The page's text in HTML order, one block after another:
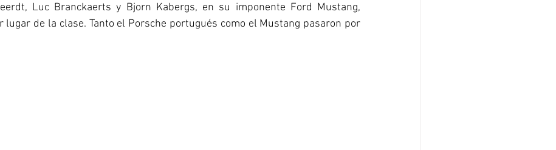
Luc Branckaerts y Bjorn Kabergs, en su imponente Ford Mustang,
lugar de la clase. Tanto el Porsche portugués como el Mustang pasaron por